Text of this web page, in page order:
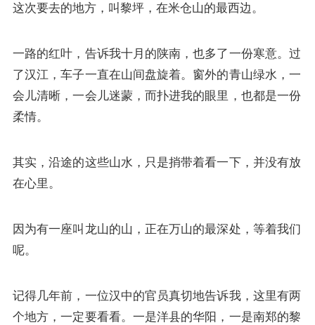
这次要去的地方，叫黎坪，在米仓山的最西边。
一路的红叶，告诉我十月的陕南，也多了一份寒意。过
了汉江，车子一直在山间盘旋着。窗外的青山绿水，一
会儿清晰，一会儿迷蒙，而扑进我的眼里，也都是一份
柔情。
其实，沿途的这些山水，只是捎带着看一下，并没有放
在心里。
因为有一座叫龙山的山，正在万山的最深处，等着我们
呢。
记得几年前，一位汉中的官员真切地告诉我，这里有两
个地方，一定要看看。一是洋县的华阳，一是南郑的黎